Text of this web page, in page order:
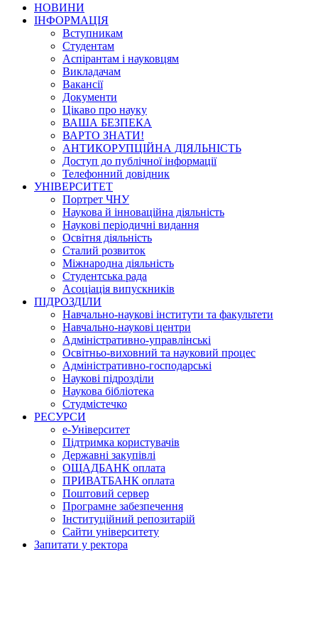
НОВИНИ
ІНФОРМАЦІЯ
Вступникам
Студентам
Аспірантам і науковцям
Викладачам
Вакансії
Документи
Цікаво про науку
ВАША БЕЗПЕКА
ВАРТО ЗНАТИ!
АНТИКОРУПЦІЙНА ДІЯЛЬНІСТЬ
Доступ до публічної інформації
Телефонний довідник
УНІВЕРСИТЕТ
Портрет ЧНУ
Наукова й інноваційна діяльність
Наукові періодичні видання
Освітня діяльність
Сталий розвиток
Міжнародна діяльність
Студентська рада
Асоціація випускників
ПІДРОЗДІЛИ
Навчально-наукові інститути та факультети
Навчально-наукові центри
Адміністративно-управлінські
Освітньо-виховний та науковий процес
Адміністративно-господарські
Наукові підрозділи
Наукова бібліотека
Студмістечко
РЕСУРСИ
е-Університет
Підтримка користувачів
Державні закупівлі
ОЩАДБАНК оплата
ПРИВАТБАНК оплата
Поштовий сервер
Програмне забезпечення
Інституційний репозитарій
Сайти університету
Запитати у ректора